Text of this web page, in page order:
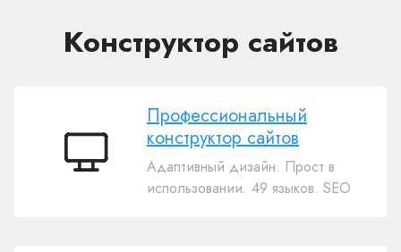
Конструктор сайтов
Профессиональный
конструктор
Профессиональный
конструктор сайтов
Адаптивный дизайн. Прост в
использовании. 49 языков. SEO